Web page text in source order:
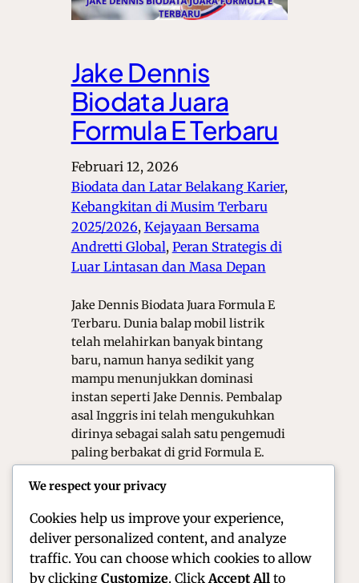
Jake Dennis
Biodata Juara
Formula E Terbaru
Februari 12, 2026
Biodata dan Latar Belakang Karier
Kebangkitan di Musim Terbaru
2025/2026, Kejayaan Bersama
Andretti Global, Peran Strategis di
Luar Lintasan dan Masa Depan
Jake Dennis Biodata Juara Formula E
Terbaru. Dunia balap mobil listrik
telah melahirkan banyak bintang
baru, namun hanya sedikit yang
mampu menunjukkan dominasi
instan seperti Jake Dennis. Pembalap
asal Inggris ini telah mengukuhkan
dirinya sebagai salah satu pengemudi
paling berbakat di grid Formula E.
namun agresif saat di butuhkan,
We respect your privacy
Cookies help us improve your experience,
deliver personalized content, and analyze
traffic. You can choose which cookies to allow
by clicking Customize. Click Accept All to